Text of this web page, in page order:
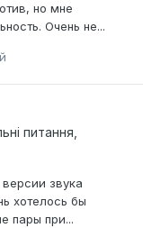
но мне
Очень не...
питання,
звука
хотелось бы
пары при...